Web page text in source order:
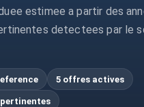
estimee a partir des
detectees par le
5 offres actives
pertinentes